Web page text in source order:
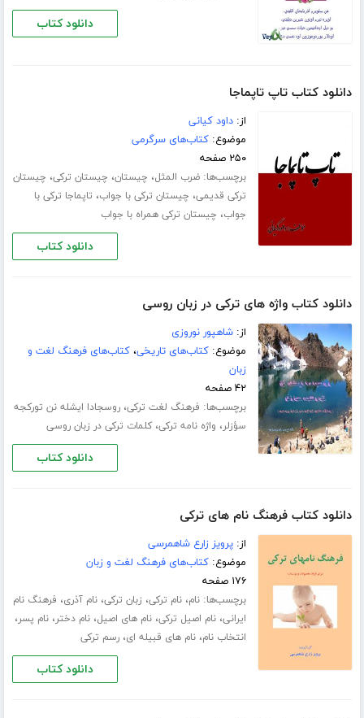
دانلود کتاب
دانلود کتاب تاپ تاپماجا
از:داود کیانی
موضوع:کتاب‌های سرگرمی
۲۵۰ صفحه
برچسب‌ها:ضرب المثل، چیستان، چیستان ترکی، چیستان
ترکی قدیمی، چیستان ترکی با جواب، تاپماجا ترکی با
جواب، چیستان ترکی همراه با جواب
دانلود کتاب
دانلود کتاب واژه های ترکی در زبان روسی
از:شاهپور نوروزی
موضوع:کتاب‌های تاریخی،کتاب‌های فرهنگ لغت و
زبان
۴۲ صفحه
برچسب‌ها: فرهنگ لغت ترکی،روسجادا ایشله نن تورکجه
سؤزلر، واژه نامه ترکی،کلمات ترکی در زبان روسی
دانلود کتاب
دانلود کتاب فرهنگ نام های ترکی
از:پرویز زارع شاهمرسی
موضوع:کتاب‌های فرهنگ لغت و زبان
۱۷۶ صفحه
برچسب‌ها:نام،نام ترکی، زبان ترکی،نام آذری، فرهنگ نام
ایرانی،نام اصیل ترکی،نام های اصیل،نام دختر،نام پسر،
انتخاب نام،نام های قبیله ای،رسم ترکی
دانلود کتاب